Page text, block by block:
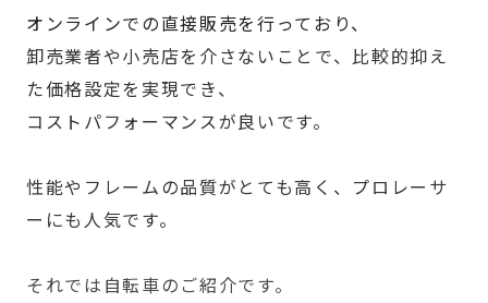
オンラインでの直接販売を行っており、
卸売業者や小売店を介さないことで、比較的抑え
た価格設定を実現でき、
コストパフォーマンスが良いです。
性能やフレームの品質がとても高く、プロレーサ
ーにも人気です。
それでは自転車のご紹介です。